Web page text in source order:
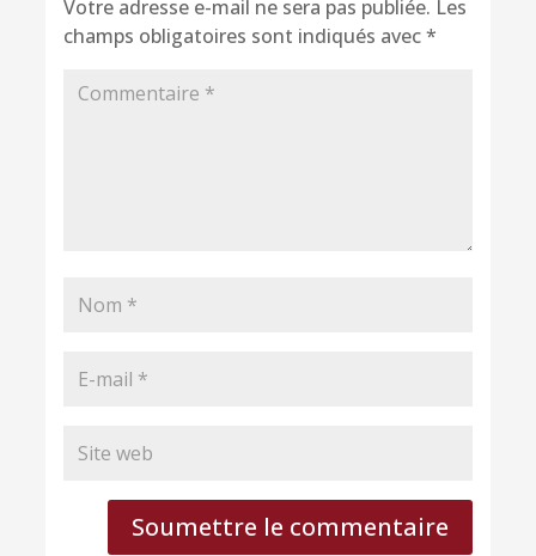
Votre adresse e-mail ne sera pas publiée. Les
champs obligatoires sont indiqués avec*
Soumettre le commentaire